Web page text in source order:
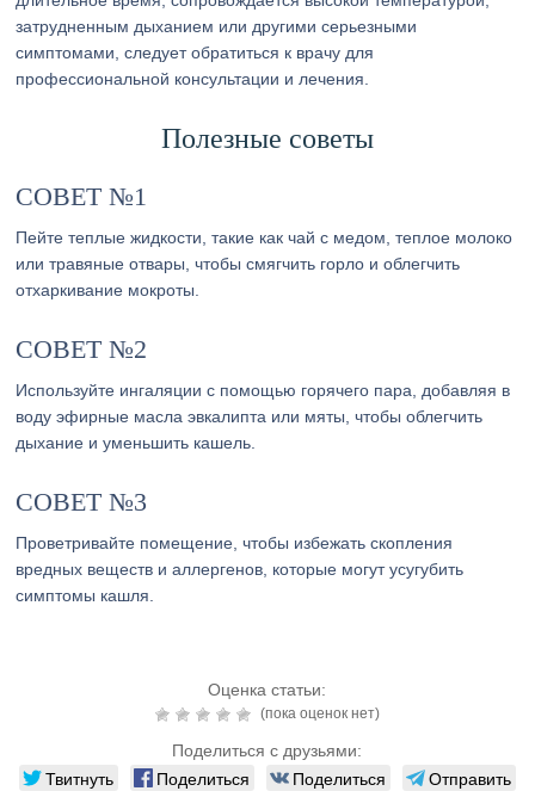
затрудненным дыханием или другими серьезными
симптомами, следует обратиться к врачу для
профессиональной консультации и лечения.
Полезные советы
СОВЕТ №1
Пейте теплые жидкости, такие как чай с медом, теплое молоко
или травяные отвары, чтобы смягчить горло и облегчить
отхаркивание мокроты.
СОВЕТ №2
Используйте ингаляции с помощью горячего пара, добавляя в
воду эфирные масла эвкалипта или мяты, чтобы облегчить
дыхание и уменьшить кашель.
СОВЕТ №3
Проветривайте помещение, чтобы избежать скопления
вредных веществ и аллергенов, которые могут усугубить
симптомы кашля.
Оценка статьи:
(пока оценок нет)
Поделиться с друзьями:
Твитнуть Поделиться Поделиться
Отправить